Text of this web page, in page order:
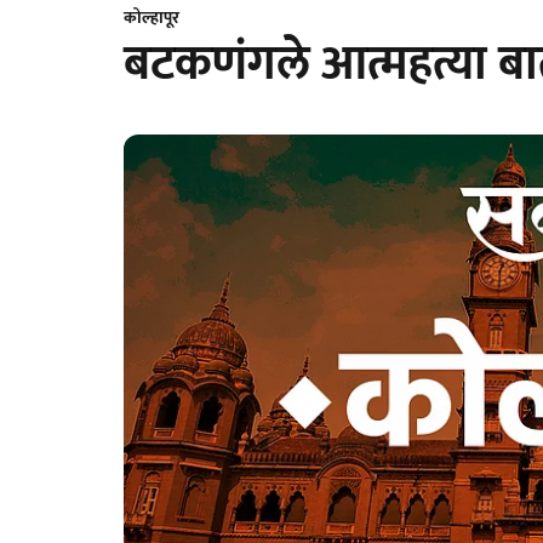
कोल्हापूर
बटकणंगले आत्महत्या